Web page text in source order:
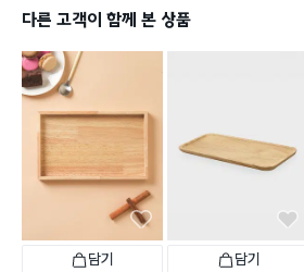
다른 고객이 함께 본 상품
담기 담기